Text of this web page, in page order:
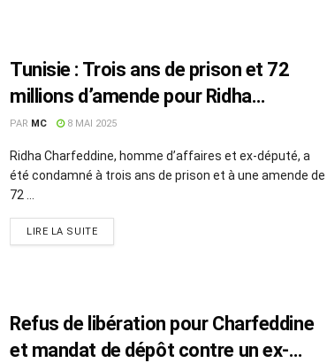
Tunisie : Trois ans de prison et 72
millions d’amende pour Ridha
Charfeddine
PAR MC 8 MAI 2025
Ridha Charfeddine, homme d’affaires et ex-député, a
été condamné à trois ans de prison et à une amende de
72 ...
LIRE LA SUITE
Refus de libération pour Charfeddine
et mandat de dépôt contre un ex-